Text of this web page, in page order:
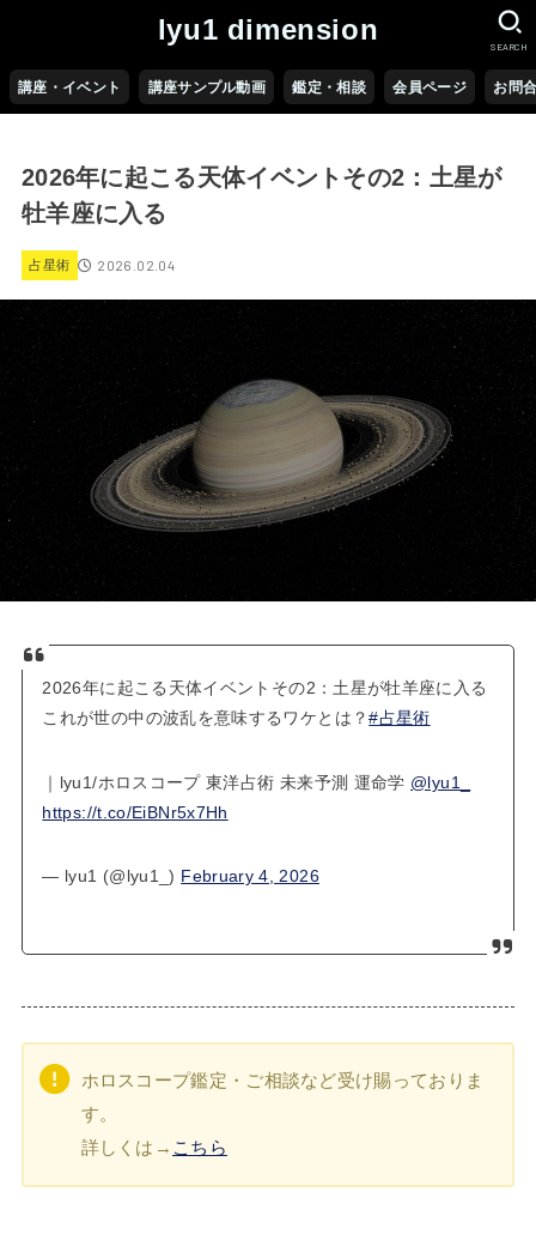
lyu1 dimension
講座・イベント 講座サンプル動画 鑑定・相談 会員ページ お問
SEARCH
2026年に起こる天体イベントその2：土星が
牡羊座に入る
占星術 2026.02.04
2026年に起こる天体イベントその2：土星が牡羊座に入る
これが世の中の波乱を意味するワケとは？#占星術
｜lyu1/ホロスコープ 東洋占術 未来予測 運命学 @lyu1_
https://t.co/EiBNr5x7Hh
— lyu1 (@lyu1_) February 4, 2026
ホロスコープ鑑定・ご相談など受け賜っておりま
す。
詳しくは→ こちら